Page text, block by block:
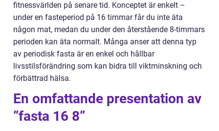
fitnessvärlden på senare tid. Konceptet är enkelt –
under en fasteperiod på 16 timmar får du inte äta
någon mat, medan du under den återstående 8-timmars
perioden kan äta normalt. Många anser att denna typ
av periodisk fasta är en enkel och hållbar
livsstilsförändring som kan bidra till viktminskning och
förbättrad hälsa.
En omfattande presentation av
”fasta 16 8”